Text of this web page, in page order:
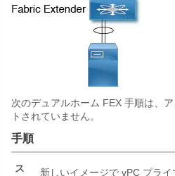
次のデュアルホーム FEX 手順は、
トされていません。
手順
ス
新しいイメージで vPC プラ